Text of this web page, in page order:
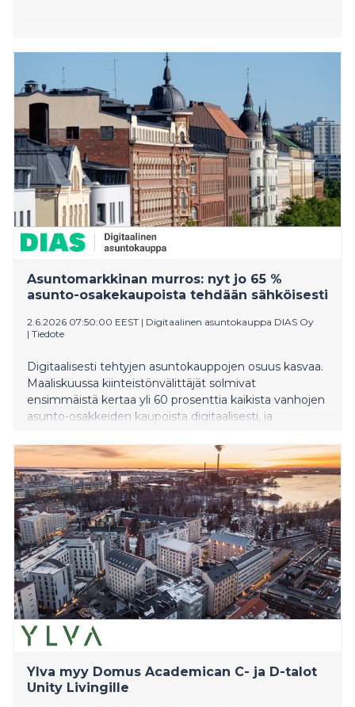
Asuntomarkkinan murros: nyt jo 65 %
asunto-osakekaupoista tehdään sähköisesti
2.6.2026 07:50:00 EEST | Digitaalinen asuntokauppa DIAS Oy
| Tiedote
Digitaalisesti tehtyjen asuntokauppojen osuus kasvaa.
Maaliskuussa kiinteistönvälittäjät solmivat
ensimmäistä kertaa yli 60 prosenttia kaikista vanhojen
asunto-osakkeiden kaupoista digitaalisesti, ja
asuntokauppakäyttäytyminen on muuttunut vauhdilla:
vielä reilu vuosi sitten valtaosa kaupoista solmittiin
fyysisesti pankin konttorissa.
Ylva myy Domus Academican C- ja D-talot
Unity Livingille